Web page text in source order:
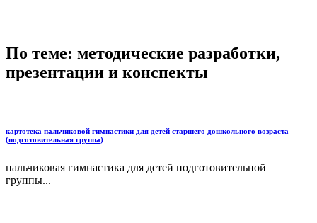
По теме: методические разработки,
презентации и конспекты
картотека пальчиковой гимнастики для детей старшего дошкольного возраста
(подготовительная группа)
пальчиковая гимнастика для детей подготовительной
группы...